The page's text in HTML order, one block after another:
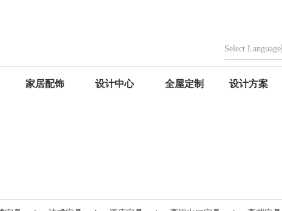
Select Language
家居配饰 设计中心 全屋定制 设计方案